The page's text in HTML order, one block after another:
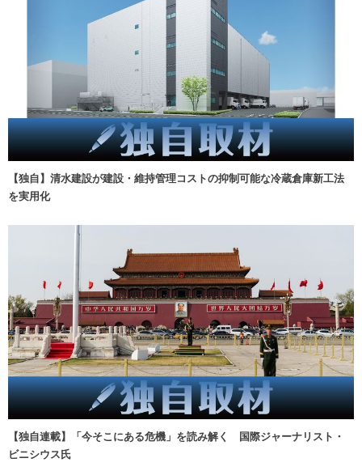
【独自】清水建設が建設・維持管理コストの抑制可能な冷蔵倉庫新工法
を実用化
【独自連載】「今そこにある危機」を読み解く 国際ジャーナリスト・
ビニシウス氏